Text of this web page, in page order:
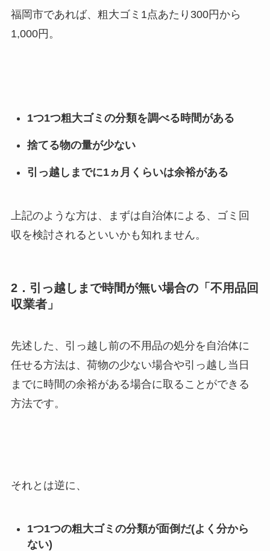
福岡市であれば、粗大ゴミ1点あたり300円から
1,000円。
1つ1つ粗大ゴミの分類を調べる時間がある
捨てる物の量が少ない
引っ越しまでに1ヵ月くらいは余裕がある
上記のような方は、まずは自治体による、ゴミ回
収を検討されるといいかも知れません。
2．引っ越しまで時間が無い場合の「不用品回
収業者」
先述した、引っ越し前の不用品の処分を自治体に
任せる方法は、荷物の少ない場合や引っ越し当日
までに時間の余裕がある場合に取ることができる
方法です。
それとは逆に、
1つ1つの粗大ゴミの分類が面倒だ(よく分から
ない)